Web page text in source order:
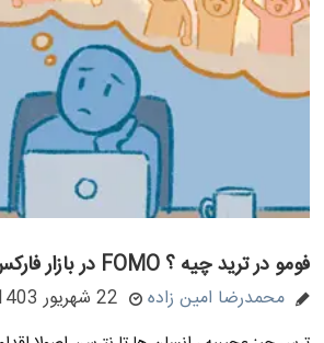
فومو در ترید چیه ؟ FOMO در بازار فارکس و کریپتو
محمدرضا امین زاده 22 شهریور 1403